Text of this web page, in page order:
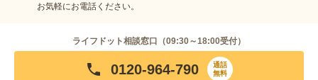
お気軽にお電話ください。
ライフドット相談窓口（09:30～18:00受付）
0120-964-790
通話
無料